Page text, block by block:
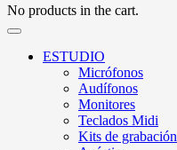
No products in the cart.
ESTUDIO
Micrófonos
Audífonos
Monitores
Teclados Midi
Kits de grabación